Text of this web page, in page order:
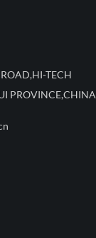
TECH
PROVINCE,CHINA